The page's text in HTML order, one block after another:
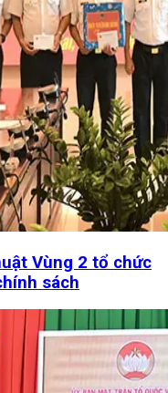
Vùng 2 tổ chức
sách